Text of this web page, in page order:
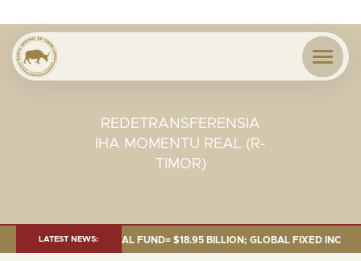
REDETRANSFERENSIA
IHA MOMENTU REAL (R-
TIMOR)
LATEST NEWS:
30 SEP. 2025: TOTAL FUND= $18.95 BILLION; GLOBAL FIXED INCOME=